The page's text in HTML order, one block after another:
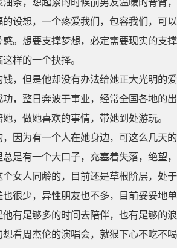
设想，一个疼爱我们，包容我们，可
。想要支撑梦想，必定需要现实的支
样的一个抉择。
，但是他却没有办法给她正大光明的
，整日奔波于事业，经常全国各地的
，做她喜欢的事情，带她到处游玩。
因为有一个人在她身边，可这么几天
是有一个大口子，充塞着失落，绝望
女人同龄的，目前还是草根阶层，处
很少，异性朋友也不多，目前妥妥地
有足够多的时间去陪伴，也有足够的
看周杰伦的演唱会，就狠下心不吃不